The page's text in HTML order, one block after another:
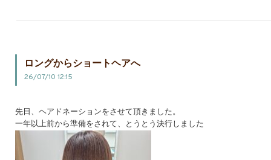
ロングからショートヘアへ
26/07/10 12:15
先日、ヘアドネーションをさせて頂きました。
一年以上前から準備をされて、とうとう決行しました